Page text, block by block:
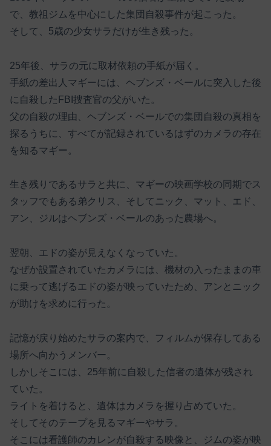
で、教祖ジムを中心にした集団自殺事件が起こった。
そして、5歳の少女サラだけが生き残った。
25年後、サラの元に取材依頼の手紙が届く。
手紙の差出人マギーには、ヘブンズ・ベールに突入した後
に自殺したFBI捜査官の父がいた。
父の自殺の理由、ヘブンズ・ベールでの集団自殺の真相を
探るうちに、すべてが記録されているはずのカメラの存在
を知るマギー。
生き残りであるサラと共に、マギーの映画学校の同期でス
タッフでもある弟クリス、そしてニック、マット、エド、
アン、ジルはヘブンズ・ベールのあった農場へ。
翌朝、エドの姿が見えなくなっていた。
なぜか設置されていたカメラには、機材の入ったままの車
に乗って逃げるエドの姿が映っていたため、アンとニック
が助けを求めに行った。
記憶が戻り始めたサラの案内で、フィルムが保存してある
場所へ向かうメンバー。
しかしそこには、25年前に自殺した信者の遺体が残され
ていた。
ライトを着けると、遺体はカメラを握り占めていた。
そしてそのテープを見るマギーやサラ。
そこには看護師のカレンが自殺する映像と、ジムの姿が映